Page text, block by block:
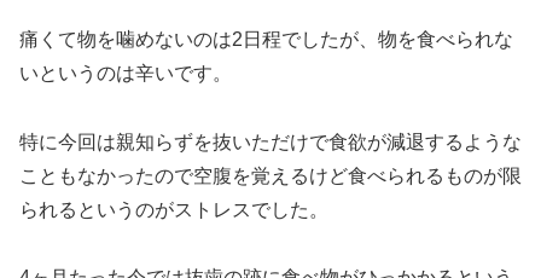
痛くて物を噛めないのは2日程でしたが、物を食べられな
いというのは辛いです。
特に今回は親知らずを抜いただけで食欲が減退するような
こともなかったので空腹を覚えるけど食べられるものが限
られるというのがストレスでした。